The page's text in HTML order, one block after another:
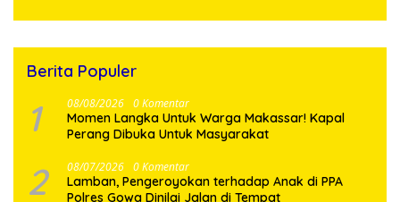
Berita Populer
1 08/08/2026 0 Komentar
Momen Langka Untuk Warga Makassar! Kapal
Perang Dibuka Untuk Masyarakat
2 08/07/2026 0 Komentar
Lamban, Pengeroyokan terhadap Anak di PPA
Polres Gowa Dinilai Jalan di Tempat